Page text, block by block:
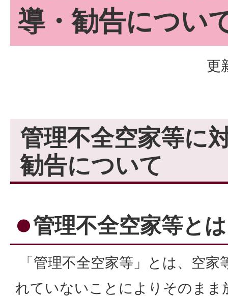
導・勧告につい
更
管理不全空家等に
勧告について
管理不全空家等とは
「管理不全空家等」とは、空
れていないことによりそのまま